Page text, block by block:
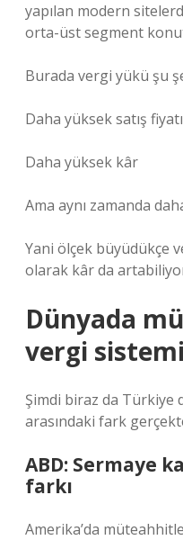
yapılan modern
orta-üst segment
Burada vergi yükü şu
Daha yüksek satış fiyatı
Daha yüksek kâr
Ama aynı zamanda
Yani ölçek büyüdükçe
olarak kâr da
Dünyada
vergi sistemi
Şimdi biraz da Türkiye
arasındaki fark
ABD: Sermaye
farkı
Amerika’da